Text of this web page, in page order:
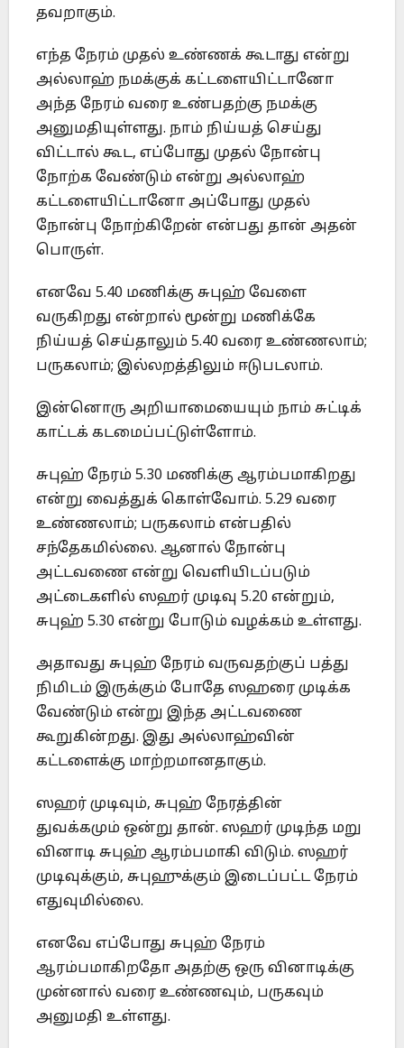
தவறாகும்.
எந்த நேரம் முதல் உண்ணக் கூடாது என்று
அல்லாஹ் நமக்குக் கட்டளையிட்டானோ
அந்த நேரம் வரை உண்பதற்கு நமக்கு
அனுமதியுள்ளது. நாம் நிய்யத் செய்து
விட்டால் கூட, எப்போது முதல் நோன்பு
நோற்க வேண்டும் என்று அல்லாஹ்
கட்டளையிட்டானோ அப்போது முதல்
நோன்பு நோற்கிறேன் என்பது தான் அதன்
பொருள்.
எனவே 5.40 மணிக்கு சுபுஹ் வேளை
வருகிறது என்றால் மூன்று மணிக்கே
நிய்யத் செய்தாலும் 5.40 வரை உண்ணலாம்;
பருகலாம்; இல்லறத்திலும் ஈடுபடலாம்.
இன்னொரு அறியாமையையும் நாம் சுட்டிக்
காட்டக் கடமைப்பட்டுள்ளோம்.
சுபுஹ் நேரம் 5.30 மணிக்கு ஆரம்பமாகிறது
என்று வைத்துக் கொள்வோம். 5.29 வரை
உண்ணலாம்; பருகலாம் என்பதில்
சந்தேகமில்லை. ஆனால் நோன்பு
அட்டவணை என்று வெளியிடப்படும்
அட்டைகளில் ஸஹர் முடிவு 5.20 என்றும்,
சுபுஹ் 5.30 என்று போடும் வழக்கம் உள்ளது.
அதாவது சுபுஹ் நேரம் வருவதற்குப் பத்து
நிமிடம் இருக்கும் போதே ஸஹரை முடிக்க
வேண்டும் என்று இந்த அட்டவணை
கூறுகின்றது. இது அல்லாஹ்வின்
கட்டளைக்கு மாற்றமானதாகும்.
ஸஹர் முடிவும், சுபுஹ் நேரத்தின்
துவக்கமும் ஒன்று தான். ஸஹர் முடிந்த மறு
வினாடி சுபுஹ் ஆரம்பமாகி விடும். ஸஹர்
முடிவுக்கும், சுபுஹுக்கும் இடைப்பட்ட நேரம்
எதுவுமில்லை.
எனவே எப்போது சுபுஹ் நேரம்
ஆரம்பமாகிறதோ அதற்கு ஒரு வினாடிக்கு
முன்னால் வரை உண்ணவும், பருகவும்
அனுமதி உள்ளது.